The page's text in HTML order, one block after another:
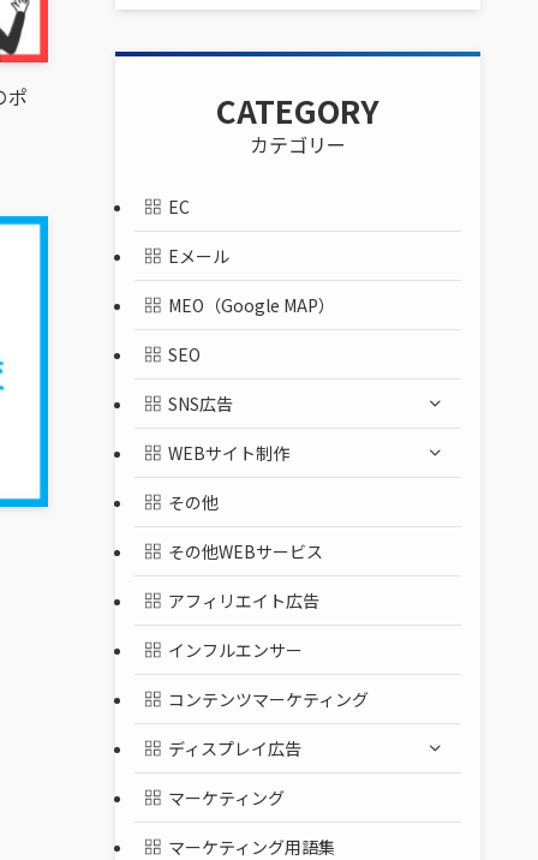
ポ CATEGORY
カテゴリー
EC
Eメール
MEO（Google MAP）
SEO
SNS広告
WEBサイト制作
その他
その他WEBサービス
アフィリエイト広告
インフルエンサー
コンテンツマーケティング
ディスプレイ広告
マーケティング
マーケティング用語集